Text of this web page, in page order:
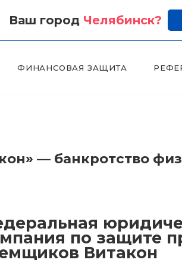
Ваш город Челябинск?
ФИНАНСОВАЯ ЗАЩИТА
— банкротство
по защите
Витакон